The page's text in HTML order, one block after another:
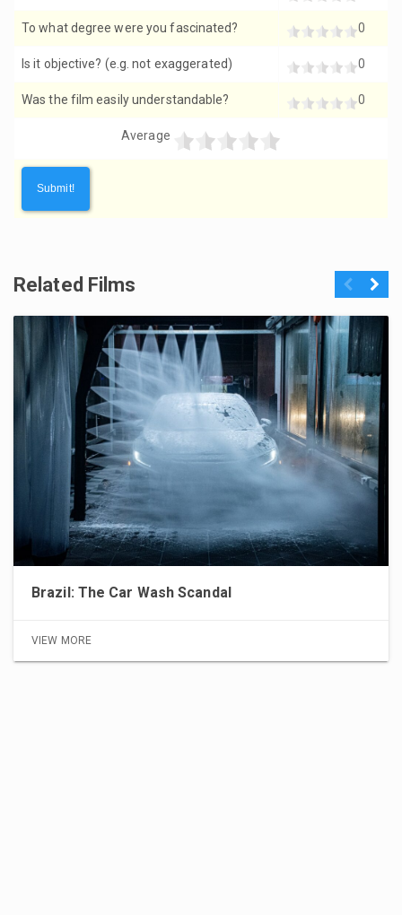
To what degree were you fascinated? 0
Is it objective? (e.g. not exaggerated) 0
Was the film easily understandable? 0
Average
Related Films Previous
Brazil: The Car Wash Scandal
VIEW MORE
Next